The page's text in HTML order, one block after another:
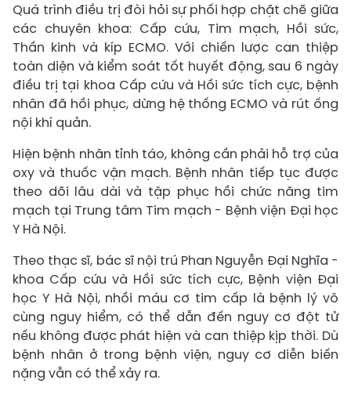
Quá trình điều trị đòi hỏi sự phối hợp chặt chẽ giữa
các chuyên khoa: Cấp cứu, Tim mạch, Hồi sức,
Thần kinh và kíp ECMO. Với chiến lược can thiệp
toàn diện và kiểm soát tốt huyết động, sau 6 ngày
điều trị tại khoa Cấp cứu và Hồi sức tích cực, bệnh
nhân đã hồi phục, dừng hệ thống ECMO và rút ống
nội khí quản.
Hiện bệnh nhân tỉnh táo, không cần phải hỗ trợ của
oxy và thuốc vận mạch. Bệnh nhân tiếp tục được
theo dõi lâu dài và tập phục hồi chức năng tim
mạch tại Trung tâm Tim mạch - Bệnh viện Đại học
Y Hà Nội.
Theo thạc sĩ, bác sĩ nội trú Phan Nguyễn Đại Nghĩa -
khoa Cấp cứu và Hồi sức tích cực, Bệnh viện Đại
học Y Hà Nội, nhồi máu cơ tim cấp là bệnh lý vô
cùng nguy hiểm, có thể dẫn đến nguy cơ đột tử
nếu không được phát hiện và can thiệp kịp thời. Dù
bệnh nhân ở trong bệnh viện, nguy cơ diễn biến
nặng vẫn có thể xảy ra.